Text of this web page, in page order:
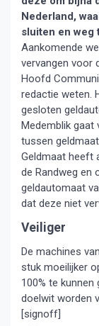
Nederland,
sluiten en weg
Aankomende
vervangen voor
Hoofd
redactie weten.
gesloten
Medemblik gaat
tussen
Geldmaat heeft
de Randweg en
geldautomaat
dat deze niet
Veiliger
De machines
stuk moeilijker
100% te
doelwit worden
[signoff]